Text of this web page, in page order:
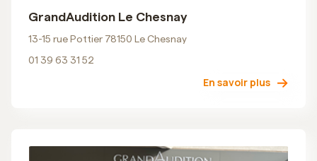
GrandAudition Le Chesnay
13-15 rue Pottier 78150 Le Chesnay
01 39 63 31 52
En savoir plus